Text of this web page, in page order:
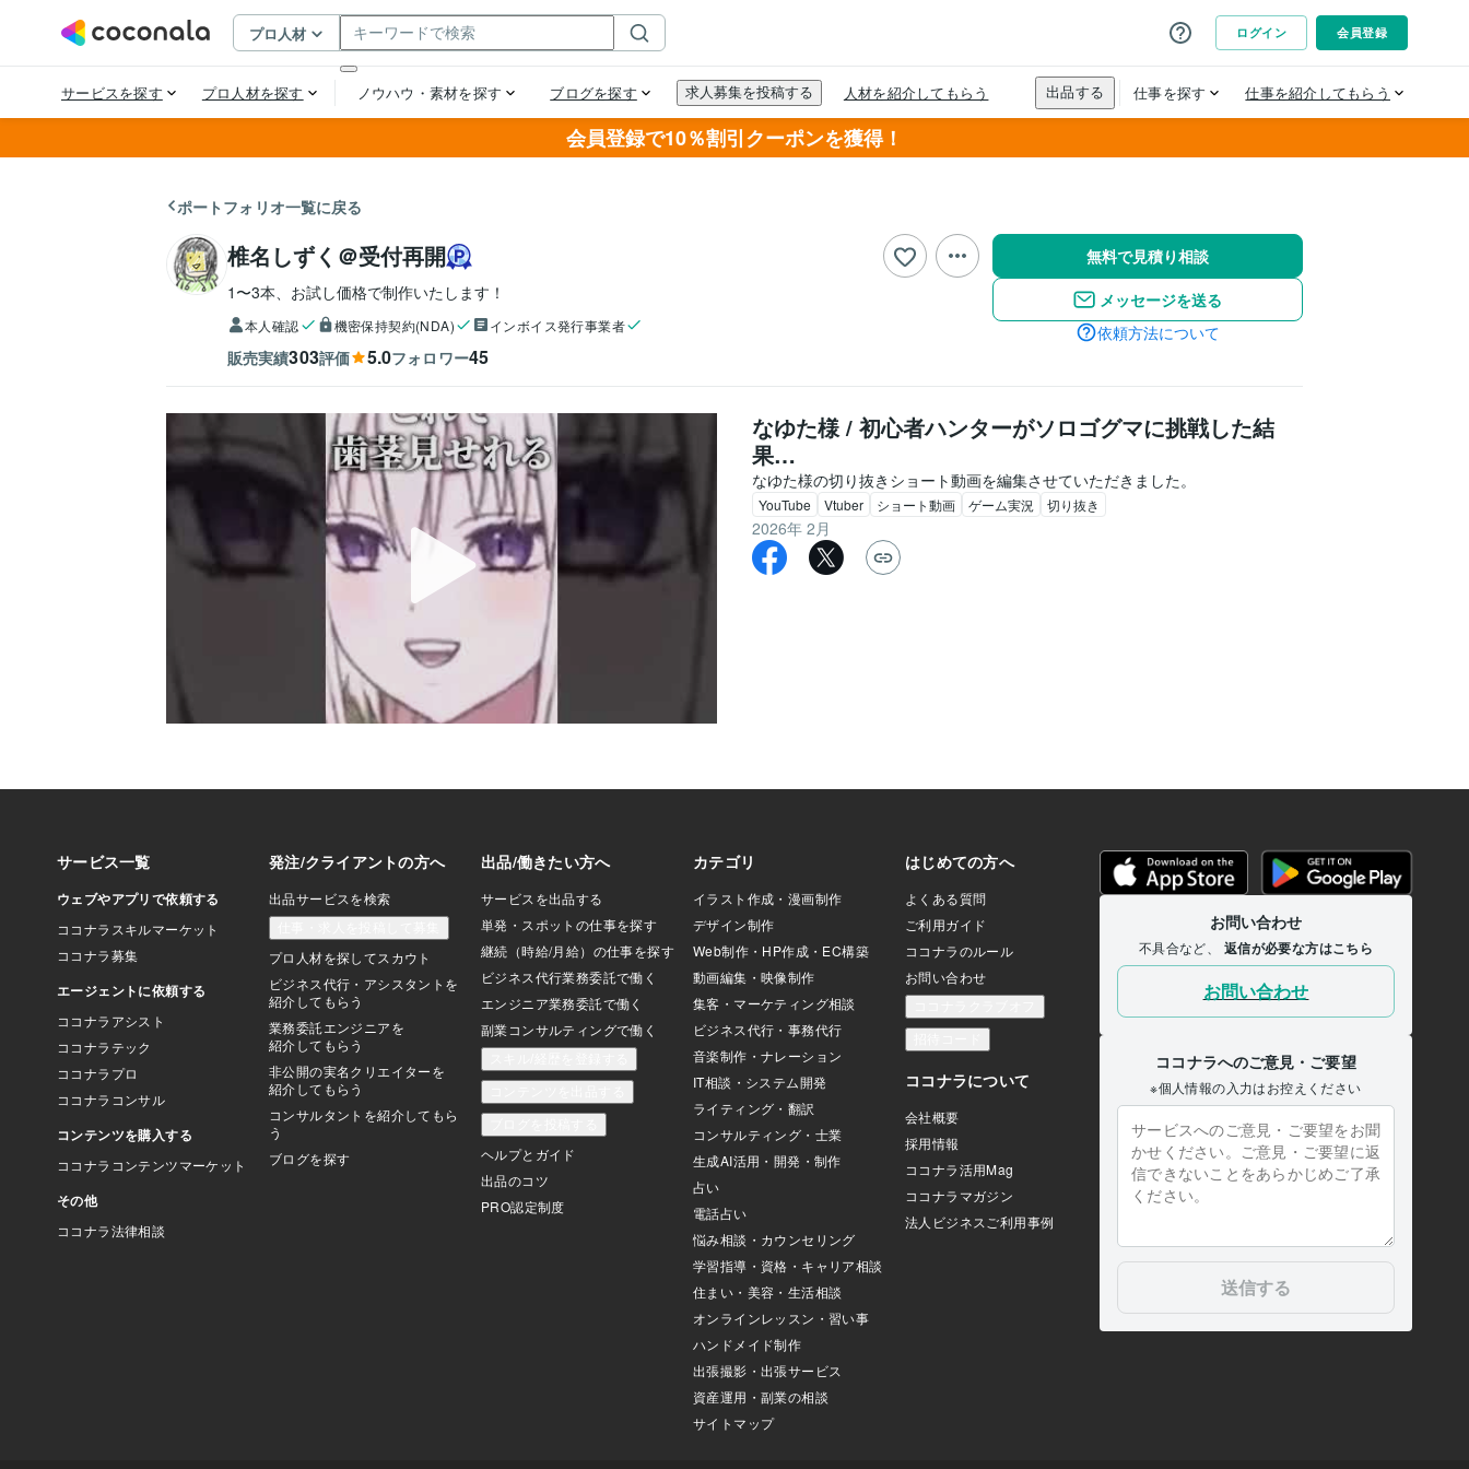
会員登録で10％割引クーポンを獲得！
ポートフォリオ一覧に戻る
椎名しずく＠受付再開
1〜3本、お試し価格で制作いたします！
本人確認 機密保持契約(NDA) インボイス発行事業者
販売実績303評価 5.0フォロワー45
無料で見積り相談
メッセージを送る
依頼方法について
なゆた様 / 初心者ハンターがソロゴグマに挑戦した結
果…
なゆた様の切り抜きショート動画を編集させていただきました。
YouTube Vtuber ショート動画 ゲーム実況 切り抜き
2026年 2月